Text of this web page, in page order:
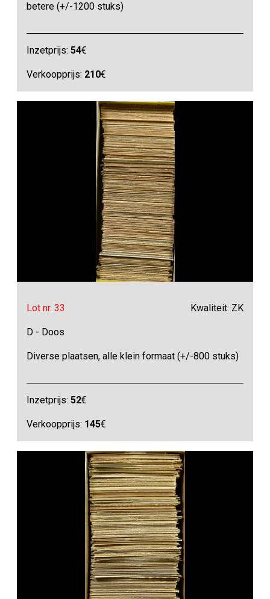
betere (+/-1200 stuks)
Inzetprijs:54€
Verkoopprijs: 210€
Lot nr. 33 Kwaliteit: ZK
D - Doos
Diverse plaatsen, alle klein formaat (+/-800 stuks)
Inzetprijs:52€
Verkoopprijs: 145€